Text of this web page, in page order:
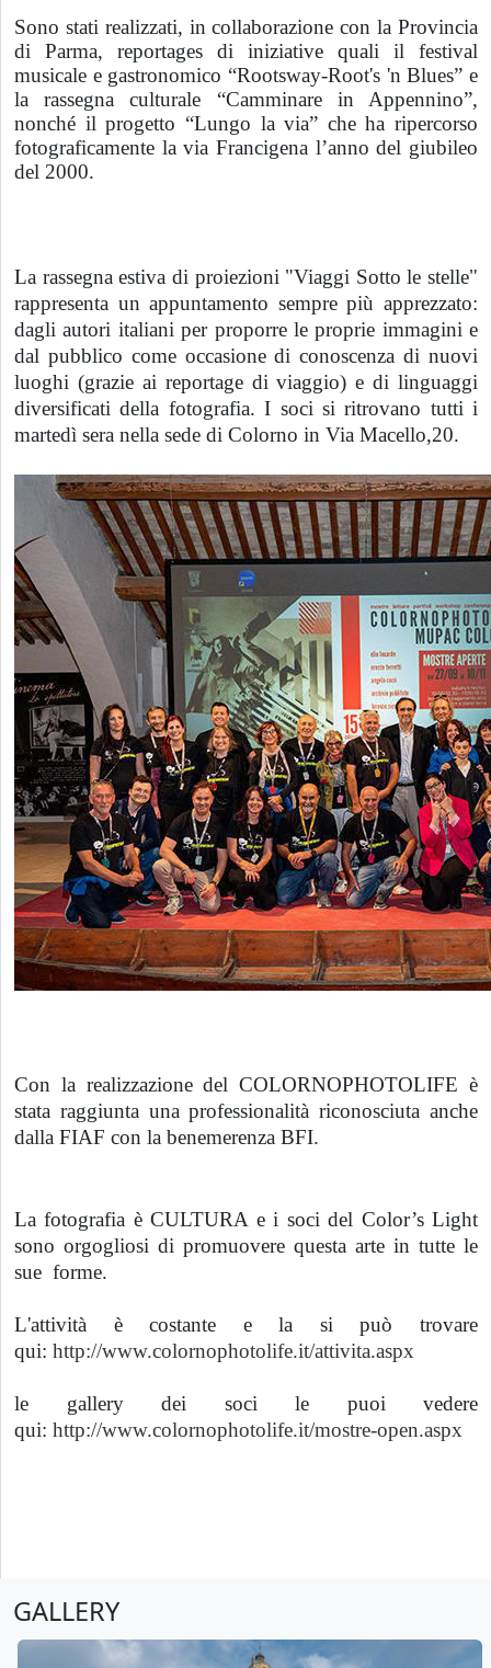
Sono stati realizzati, in collaborazione con la Provincia
di Parma, reportages di iniziative quali il festival
musicale e gastronomico “Rootsway-Root's 'n Blues” e
la rassegna culturale “Camminare in Appennino”,
nonché il progetto “Lungo la via” che ha ripercorso
fotograficamente la via Francigena l’anno del giubileo
del 2000.
La rassegna estiva di proiezioni "Viaggi Sotto le stelle"
rappresenta un appuntamento sempre più apprezzato:
dagli autori italiani per proporre le proprie immagini e
dal pubblico come occasione di conoscenza di nuovi
luoghi (grazie ai reportage di viaggio) e di linguaggi
diversificati della fotografia. I soci si ritrovano tutti i
martedì sera nella sede di Colorno in Via Macello,20.
Con la realizzazione del COLORNOPHOTOLIFE è
stata raggiunta una professionalità riconosciuta anche
dalla FIAF con la benemerenza BFI.
La fotografia è CULTURA e i soci del Color’s Light
sono orgogliosi di promuovere questa arte in tutte le
sue forme.
L'attività è costante e la si può trovare
qui: http://www.colornophotolife.it/attivita.aspx
le gallery dei soci le puoi vedere
qui: http://www.colornophotolife.it/mostre-open.aspx
GALLERY